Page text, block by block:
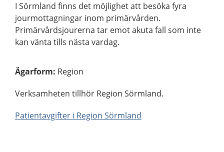
I Sörmland finns det möjlighet att besöka fyra
jourmottagningar inom primärvården.
Primärvårdsjourerna tar emot akuta fall som inte
kan vänta tills nästa vardag.
Ägarform: Region
Verksamheten tillhör Region Sörmland.
Patientavgifter i Region Sörmland